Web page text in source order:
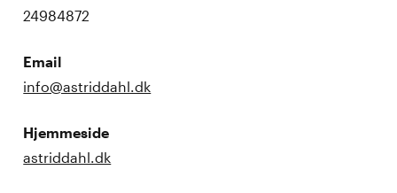
24984872
Email
info@astriddahl.dk
Hjemmeside
astriddahl.dk